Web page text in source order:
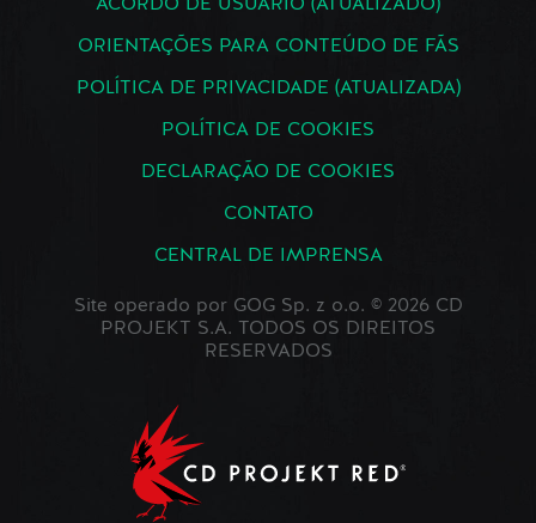
ACORDO DE USUÁRIO (ATUALIZADO)
ORIENTAÇÕES PARA CONTEÚDO DE FÃS
POLÍTICA DE PRIVACIDADE (ATUALIZADA)
POLÍTICA DE COOKIES
DECLARAÇÃO DE COOKIES
CONTATO
CENTRAL DE IMPRENSA
Site operado por GOG Sp. z o.o. © 2026 CD
PROJEKT S.A. TODOS OS DIREITOS
RESERVADOS